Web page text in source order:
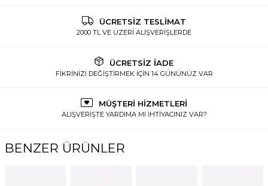
ÜCRETSİZ TESLİMAT
2000 TL VE ÜZERİ ALIŞVERİŞLERDE
ÜCRETSİZ İADE
FİKRİNİZİ DEĞİŞTİRMEK İÇİN 14 GÜNÜNÜZ VAR
MÜŞTERİ HİZMETLERİ
ALIŞVERİŞTE YARDIMA MI İHTİYACINIZ VAR?
BENZER ÜRÜNLER